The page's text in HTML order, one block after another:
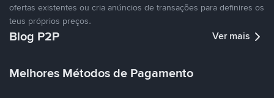
ofertas existentes ou cria anúncios de transações para definires os
teus próprios preços.
Blog P2P Ver mais
Melhores Métodos de Pagamento